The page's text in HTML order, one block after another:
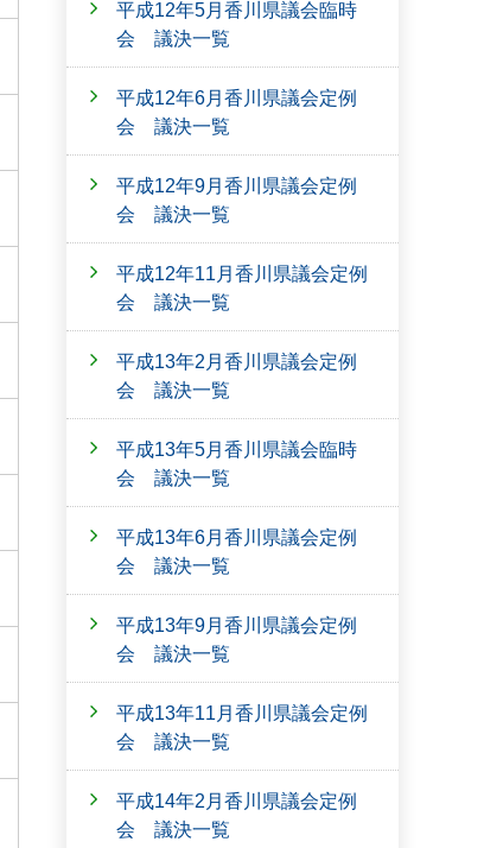
平成12年5月香川県議会臨時
会 議決一覧
平成12年6月香川県議会定例
会 議決一覧
平成12年9月香川県議会定例
会 議決一覧
平成12年11月香川県議会定例
会 議決一覧
平成13年2月香川県議会定例
会 議決一覧
平成13年5月香川県議会臨時
会 議決一覧
平成13年6月香川県議会定例
会 議決一覧
平成13年9月香川県議会定例
会 議決一覧
平成13年11月香川県議会定例
会 議決一覧
平成14年2月香川県議会定例
会 議決一覧